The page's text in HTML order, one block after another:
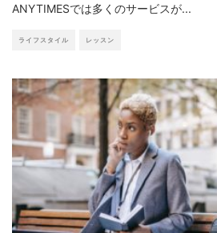
ANYTIMESでは多くのサービスが...
ライフスタイル レッスン